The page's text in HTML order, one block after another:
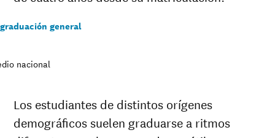
general
nacional
Los estudiantes de distintos orígenes
demográficos suelen graduarse a ritmos